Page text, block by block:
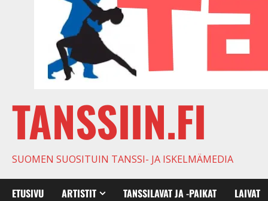
TANSSIIN.FI
SUOMEN SUOSITUIN TANSSI- JA ISKELMÄMEDIA
ETUSIVU ARTISTIT TANSSILAVAT JA -PAIKAT LAIVAT